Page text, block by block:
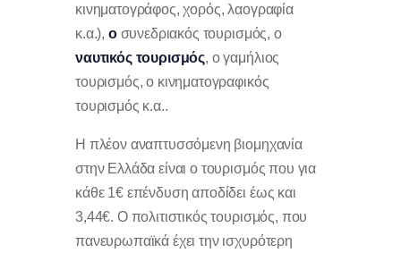
κινηματογράφος, χορός, λαογραφία
κ.α.), ο συνεδριακός τουρισμός, ο
ναυτικός τουρισμός, ο γαμήλιος
τουρισμός, ο κινηματογραφικός
τουρισμός κ.α..
Η πλέον αναπτυσσόμενη βιομηχανία
στην Ελλάδα είναι ο τουρισμός που για
κάθε 1€ επένδυση αποδίδει έως και
3,44€. Ο πολιτιστικός τουρισμός, που
πανευρωπαϊκά έχει την ισχυρότερη